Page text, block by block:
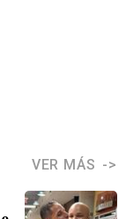
VER MÁS